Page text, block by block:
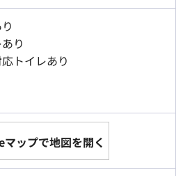
り
トイレあり
ップで地図を開く